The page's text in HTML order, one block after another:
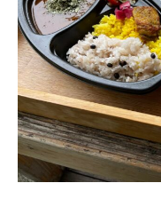
ド
ア
レ
ン
ジ
編
み